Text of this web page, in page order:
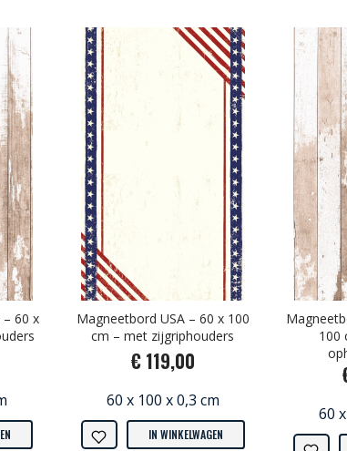
60 x
Magneetbord USA – 60 x 100
cm – met zijgriphouders
€ 119,00
60 x 100 x 0,3 cm
IN WINKELWAGEN
100
60